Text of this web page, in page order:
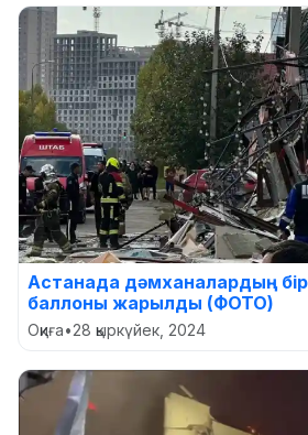
Астанада дәмханалардың
баллоны жарылды (ФОТО)
Оқиға•28 қыркүйек, 2024